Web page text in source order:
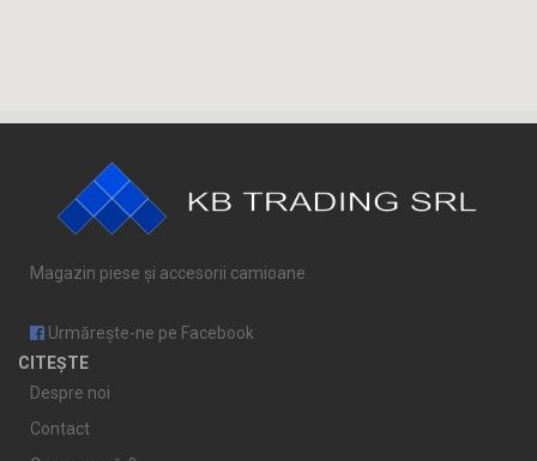
Magazin piese și accesorii camioane
Urmărește-ne pe Facebook
CITEȘTE
Despre noi
Contact